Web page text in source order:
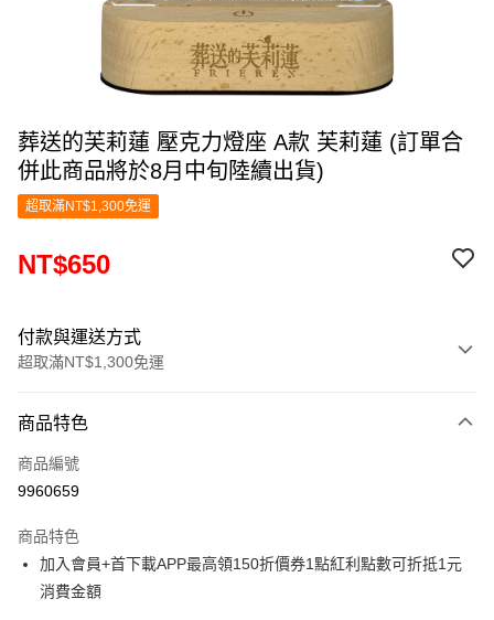
葬送的芙莉蓮 壓克力燈座 A款 芙莉蓮 (訂單合
併此商品將於8月中旬陸續出貨)
超取滿NT$1,300免運
NT$650
付款與運送方式
超取滿NT$1,300免運
信用卡一次付款
超商取貨付款
Apple Pay
悠遊付
商品特色
商品編號
9960659
商品特色
加入會員+首下載APP最高領150折價券1點紅利點數可折抵1元
消費金額